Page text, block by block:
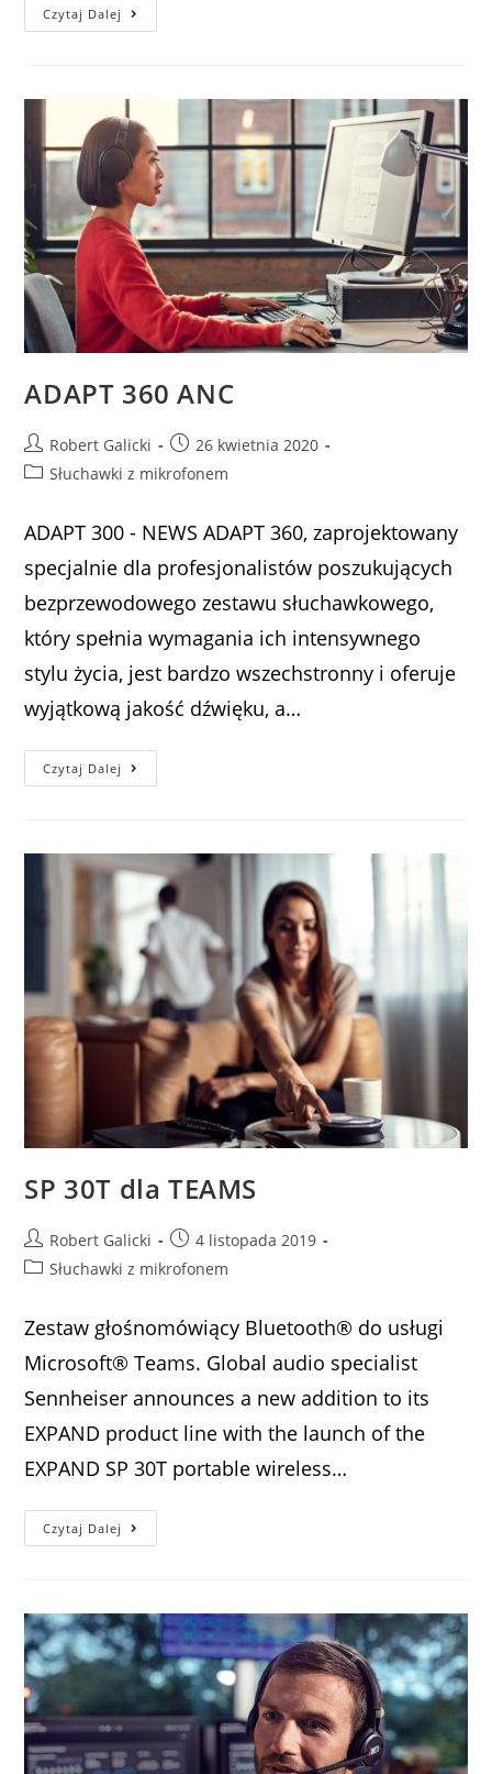
Czytaj Dalej
ADAPT 360 ANC
Robert Galicki
26 kwietnia 2020
Słuchawki z mikrofonem
ADAPT 300 - NEWS ADAPT 360, zaprojektowany
specjalnie dla profesjonalistów poszukujących
bezprzewodowego zestawu słuchawkowego,
który spełnia wymagania ich intensywnego
stylu życia, jest bardzo wszechstronny i oferuje
wyjątkową jakość dźwięku, a…
Czytaj Dalej
SP 30T dla TEAMS
Robert Galicki
4 listopada 2019
Słuchawki z mikrofonem
Zestaw głośnomówiący Bluetooth® do usługi
Microsoft® Teams. Global audio specialist
Sennheiser announces a new addition to its
EXPAND product line with the launch of the
EXPAND SP 30T portable wireless…
Czytaj Dalej